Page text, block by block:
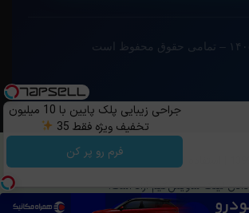
کپی رایت ©️ 1405 - 1399 | استفاده از مطالب ساویس‌گیم با ذکر منبع و قرار
دادن لینک ساویس‌گیم آزاد است.
جراحی زیبایی پلک پایین با 10 میلیون
تخفیف ویژه فقط 35
فرم رو پر کن